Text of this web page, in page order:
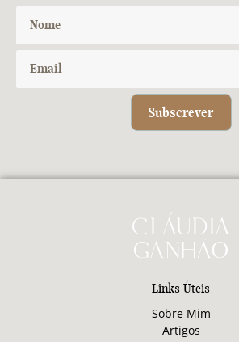
Subscrever
Links Úteis
Sobre Mim
Artigos